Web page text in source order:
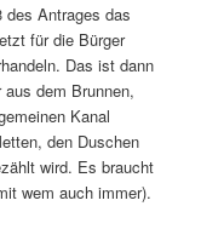
Antrages das
für die Bürger
Das ist dann
dem Brunnen,
Kanal
den Duschen
wird. Es braucht
wem auch immer).